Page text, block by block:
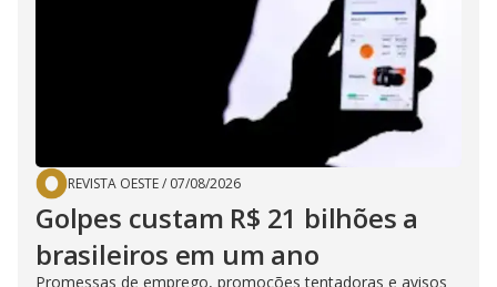
REVISTA OESTE/ 07/08/2026
Golpes custam R$ 21 bilhões a
brasileiros em um ano
Promessas de emprego, promoções tentadoras e avisos